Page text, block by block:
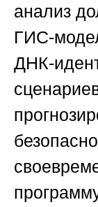
анализ
ГИС-
ДНК-